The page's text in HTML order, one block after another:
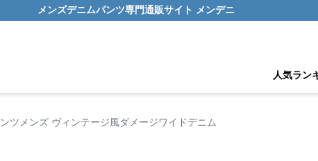
メンズデニムパンツ専門通販サイト メンデニ
人気ラン
ツメンズ ヴィンテージ風ダメージワイドデニム